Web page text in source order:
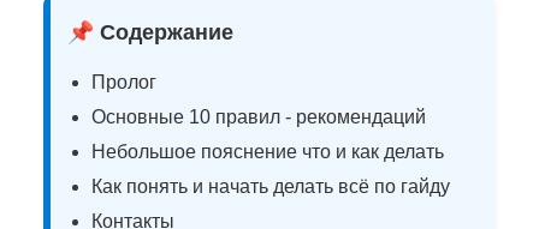
📌 Содержание
Пролог
Основные 10 правил - рекомендаций
Небольшое пояснение что и как делать
Как понять и начать делать всё по гайду
Контакты